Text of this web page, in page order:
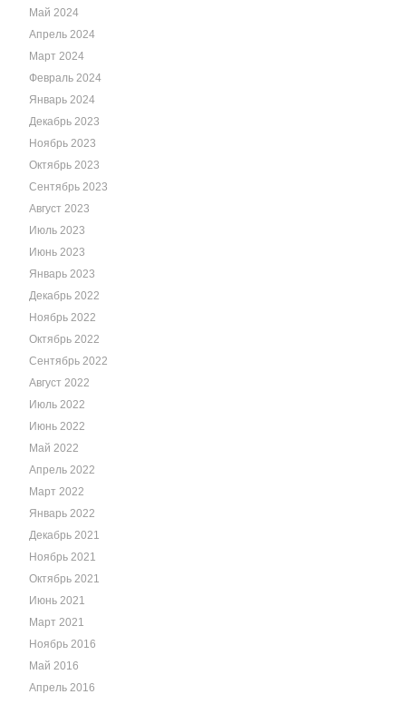
Май 2024
Апрель 2024
Март 2024
Февраль 2024
Январь 2024
Декабрь 2023
Ноябрь 2023
Октябрь 2023
Сентябрь 2023
Август 2023
Июль 2023
Июнь 2023
Январь 2023
Декабрь 2022
Ноябрь 2022
Октябрь 2022
Сентябрь 2022
Август 2022
Июль 2022
Июнь 2022
Май 2022
Апрель 2022
Март 2022
Январь 2022
Декабрь 2021
Ноябрь 2021
Октябрь 2021
Июнь 2021
Март 2021
Ноябрь 2016
Май 2016
Апрель 2016